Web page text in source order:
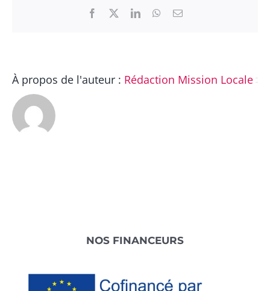
Facebook LinkedInWhatsApp
Email
À propos de l'auteur : Rédaction Mission Locale
NOS FINANCEURS